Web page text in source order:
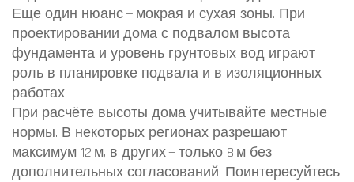
Еще один нюанс — мокрая и сухая зоны. При
проектировании дома с подвалом высота
фундамента и уровень грунтовых вод играют
роль в планировке подвала и в изоляционных
работах.
При расчёте высоты дома учитывайте местные
нормы. В некоторых регионах разрешают
максимум 12 м, в других — только 8 м без
дополнительных согласований. Поинтересуйтесь